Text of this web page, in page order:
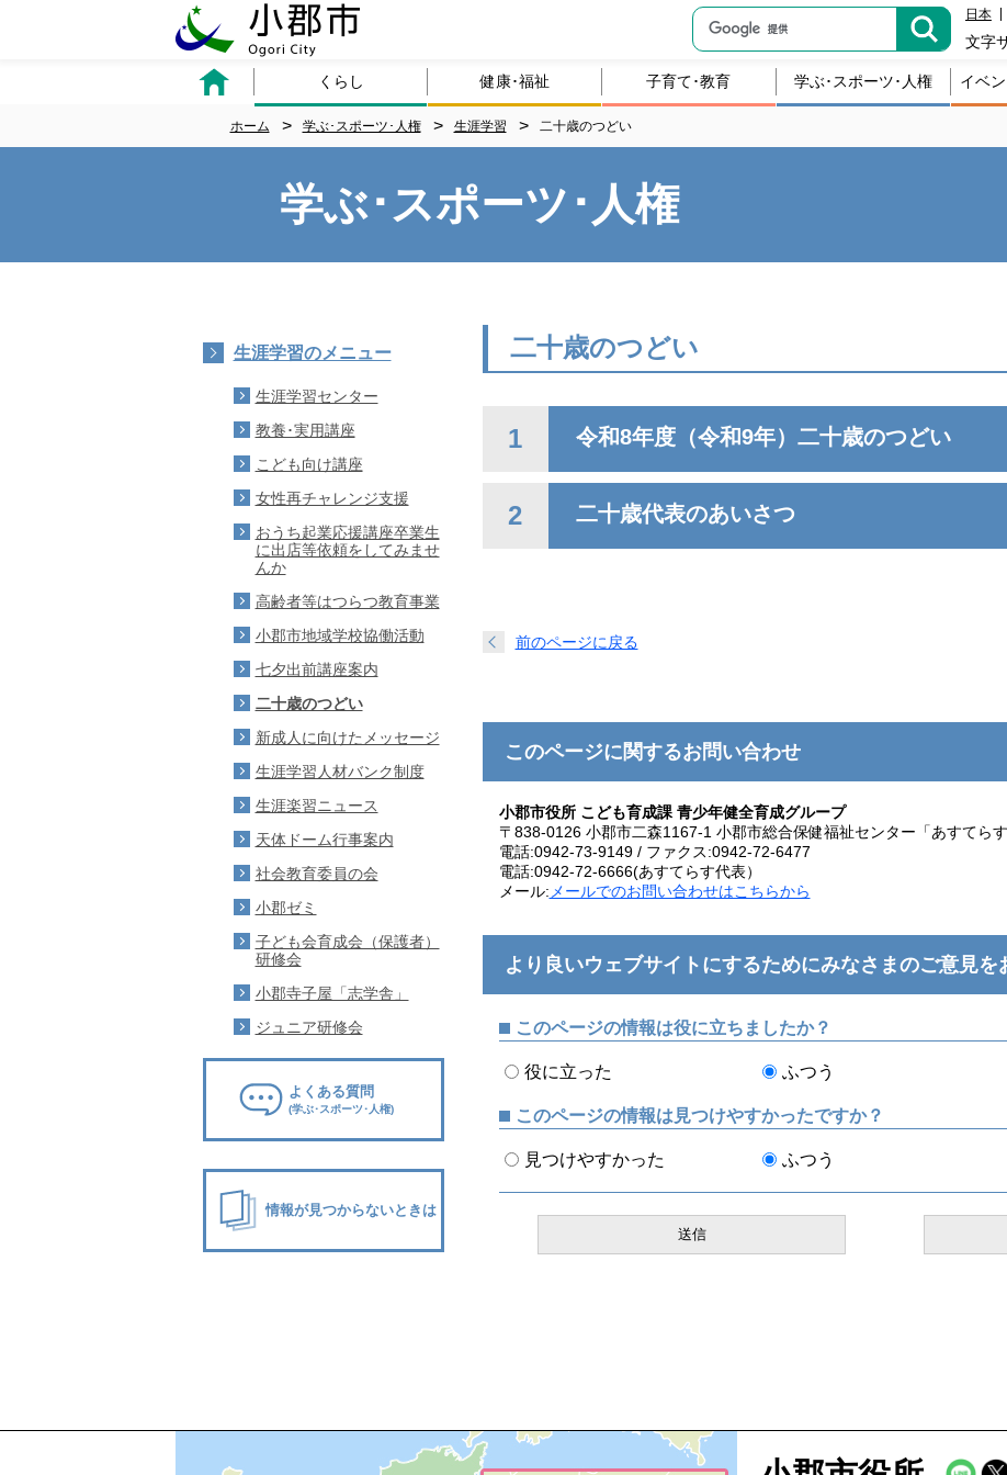
日本
文字
くらし 健康･福祉 子育て･教育 学ぶ･スポーツ･人権 イベ
ホーム 学ぶ･スポーツ･人権 生涯学習 二十歳のつどい
学ぶ･スポーツ･人権
二十歳のつどい
1 令和8年度（令和9年）二十歳のつどい
2 二十歳代表のあいさつ
前のページに戻る
このページに関するお問い合わせ
小郡市役所 こども育成課 青少年健全育成グループ
〒838-0126 小郡市二森1167-1 小郡市総合保健福祉センター「あすてらす
電話:0942-73-9149 / ファクス:0942-72-6477
電話:0942-72-6666(あすてらす代表）
メール: メールでのお問い合わせはこちらから
より良いウェブサイトにするためにみなさまのご意見を
このページの情報は役に立ちましたか？
役に立った ふつう
このページの情報は見つけやすかったですか？
見つけやすかった ふつう
生涯学習のメニュー
生涯学習センター
教養･実用講座
こども向け講座
女性再チャレンジ支援
おうち起業応援講座卒業生
に出店等依頼をしてみませ
んか
高齢者等はつらつ教育事業
小郡市地域学校協働活動
七夕出前講座案内
二十歳のつどい
新成人に向けたメッセージ
生涯学習人材バンク制度
生涯楽習ニュース
天体ドーム行事案内
社会教育委員の会
小郡ゼミ
子ども会育成会（保護者）
研修会
小郡寺子屋「志学舎」
ジュニア研修会
よくある質問
(学ぶ･スポーツ･人権)
情報が見つからないときは